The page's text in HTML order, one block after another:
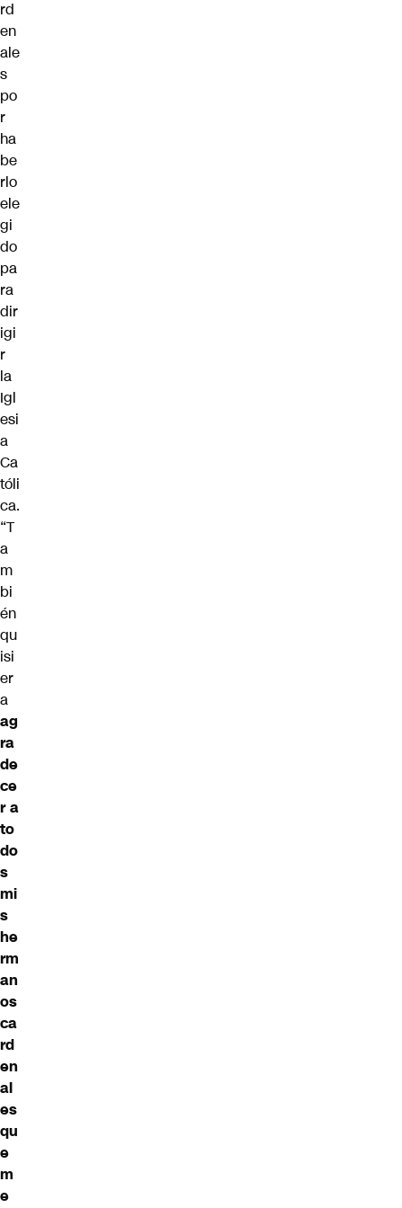
rd
en
ale
s
po
r
ha
be
rlo
ele
gi
do
pa
ra
dir
igi
r
la
Igl
esi
a
Ca
tóli
ca.
“T
a
m
bi
én
qu
isi
er
a
ag
ra
de
ce
r a
to
do
s
mi
s
he
rm
an
os
ca
rd
en
al
es
qu
e
m
e